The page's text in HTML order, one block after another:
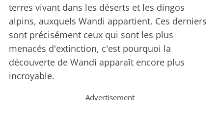
terres vivant dans les déserts et les dingos
alpins, auxquels Wandi appartient. Ces derniers
sont précisément ceux qui sont les plus
menacés d'extinction, c'est pourquoi la
découverte de Wandi apparaît encore plus
incroyable.
Advertisement